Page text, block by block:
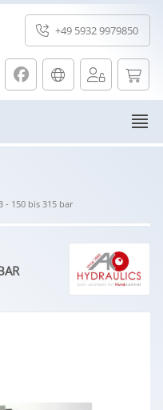
+49 5932 9979850
- 150 bis 315 bar